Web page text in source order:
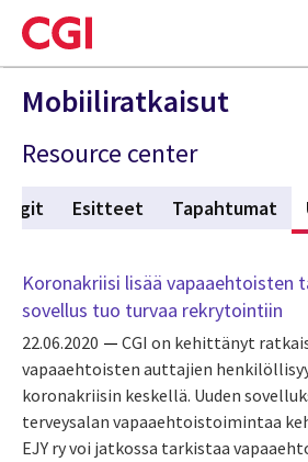
Skip
to
main
content
Mobiiliratkaisut
Resource center
Esitteet Tapahtumat
Koronakriisi lisää vapaaehtoisten
sovellus tuo turvaa rekrytointiin
22.06.2020
CGI on kehittänyt
vapaaehtoisten auttajien
koronakriisin keskellä. Uuden
terveysalan vapaaehtoistoimintaa
EJY ry voi jatkossa tarkistaa